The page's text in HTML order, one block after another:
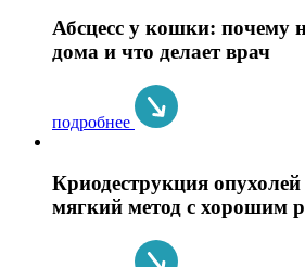
Абсцесс у кошки: почему
дома и что делает врач
подробнее
Криодеструкция
мягкий метод с хорошим